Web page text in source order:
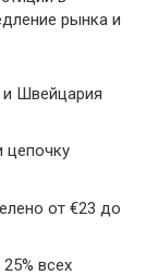
рынка и
и Швейцария
цепочку
от €23 до
всех